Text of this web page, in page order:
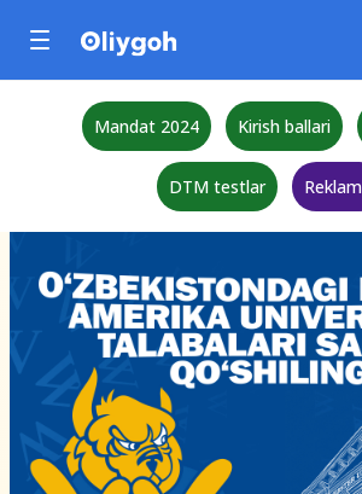
Mandat 2024 Kirish ballari
DTM testlar